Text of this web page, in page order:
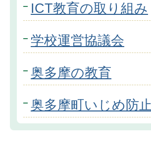
ICT教育の取り組み
学校運営協議会
奥多摩の教育
奥多摩町いじめ防